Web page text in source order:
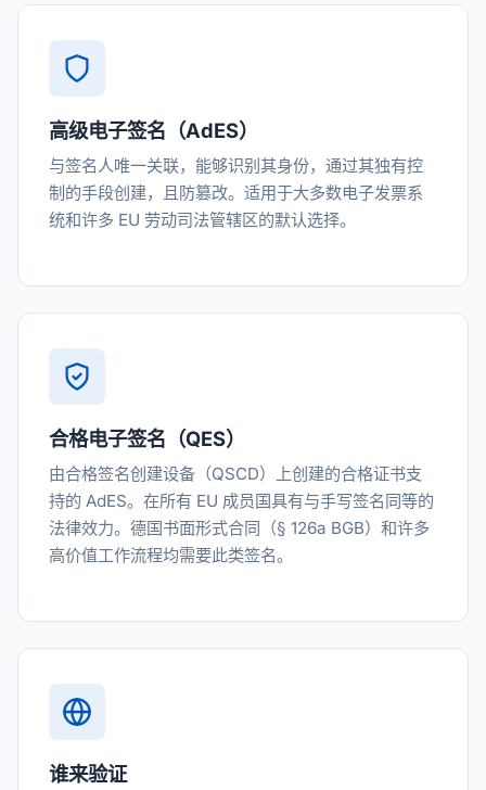
高级电子签名（AdES）
与签名人唯一关联，能够识别其身份，通过其独有控
制的手段创建，且防篡改。适用于大多数电子发票系
统和许多 EU 劳动司法管辖区的默认选择。
合格电子签名（QES）
由合格签名创建设备（QSCD）上创建的合格证书支
持的 AdES。在所有 EU 成员国具有与手写签名同等的
法律效力。德国书面形式合同（§ 126a BGB）和许多
高价值工作流程均需要此类签名。
谁来验证